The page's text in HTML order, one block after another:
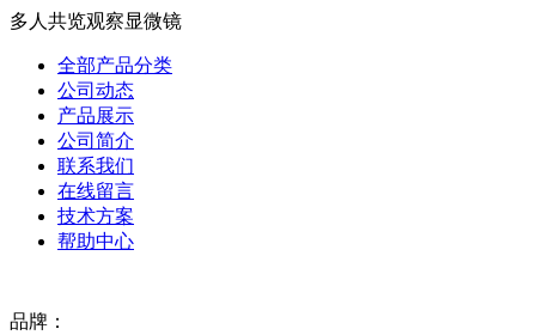
多人共览观察显微镜
全部产品分类
公司动态
产品展示
公司简介
联系我们
在线留言
技术方案
帮助中心
品牌：